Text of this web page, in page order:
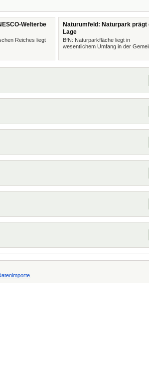
Welterbe
Reiches liegt
Naturumfeld: Naturpark prägt
Lage
BfN: Naturparkfläche liegt in
wesentlichem Umfang in der